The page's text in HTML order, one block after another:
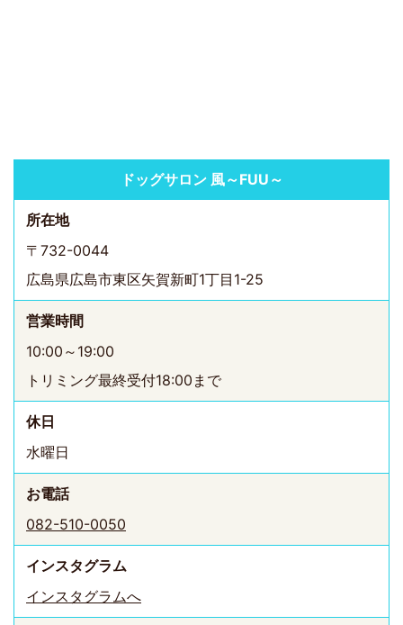
ドッグサロン 風～FUU～
所在地
〒732-0044
広島県広島市東区矢賀新町1丁目1-25
営業時間
10:00～19:00
トリミング最終受付18:00まで
休日
水曜日
お電話
082-510-0050
インスタグラム
インスタグラムへ